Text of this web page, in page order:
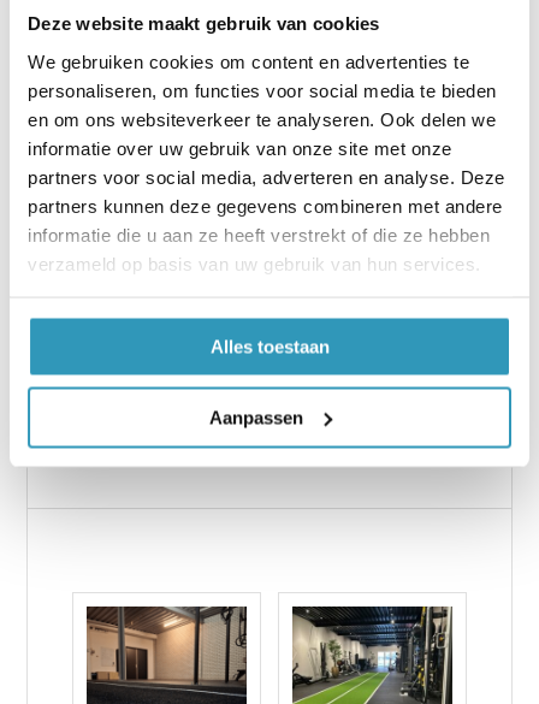
Deze website maakt gebruik van cookies
We gebruiken cookies om content en advertenties te
personaliseren, om functies voor social media te bieden
en om ons websiteverkeer te analyseren. Ook delen we
informatie over uw gebruik van onze site met onze
partners voor social media, adverteren en analyse. Deze
partners kunnen deze gegevens combineren met andere
informatie die u aan ze heeft verstrekt of die ze hebben
verzameld op basis van uw gebruik van hun services.
Alles toestaan
Aanpassen
installatie. Onze dubbelzijdig tape zorgt voor
een stabiele en stevige vloer die niet van zijn
plek te krijgen is.
De installatie instructies voor het installeren
van Hi-Tech Granulaat Rubber rollen kan u
onderstaand vinden:
door middel van dubbelzijdig tape, over het
algemeen wordt onze lijm/kit hiervoor
genoeg is dan wordt er gekozen voor
dubbelzijdig tape.